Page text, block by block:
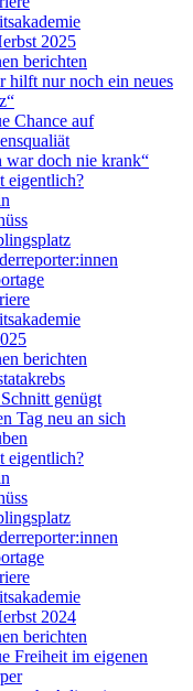
2025
berichten
hilft nur noch ein neues
Chance auf
war doch nie krank“
eigentlich?
berichten
genügt
Tag neu an sich
eigentlich?
2024
berichten
Freiheit im eigenen